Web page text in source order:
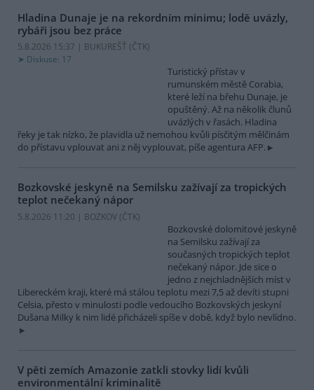
Hladina Dunaje je na rekordním minimu; lodě uvázly,
rybáři jsou bez práce
5.8.2026 15:37 | BUKUREŠŤ (ČTK)
Diskuse: 17
Turistický přístav v
rumunském městě Corabia,
které leží na břehu Dunaje, je
opuštěný. Až na několik člunů
uvázlých v řasách. Hladina
řeky je tak nízko, že plavidla už nemohou kvůli písčitým mělčinám
do přístavu vplouvat ani z něj vyplouvat, píše agentura AFP.
Bozkovské jeskyně na Semilsku zažívají za tropických
teplot nečekaný nápor
5.8.2026 11:20 | BOZKOV (ČTK)
Bozkovské dolomitové jeskyně
na Semilsku zažívají za
současných tropických teplot
nečekaný nápor. Jde sice o
jedno z nejchladnějších míst v
Libereckém kraji, které má stálou teplotu mezi 7,5 až devíti stupni
Celsia, přesto v minulosti podle vedoucího Bozkovských jeskyní
Dušana Milky k nim lidé přicházeli spíše v době, když bylo nevlídno.
V pěti zemích Amazonie zatkli stovky lidí kvůli
environmentální kriminalitě